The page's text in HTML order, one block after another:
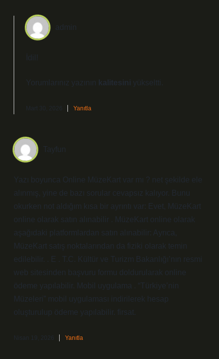
admin
İdil!
Yorumlarınız yazının kalitesini yükseltti.
Mart 30, 2026 Yanıtla
Tayfun
Yazı boyunca Online MüzeKart var mı ? net şekilde ele
alınmış, yine de bazı sorular cevapsız kalıyor. Bunu
okurken not aldığım kısa bir ayrıntı var: Evet, MüzeKart
online olarak satın alınabilir . MüzeKart online olarak
aşağıdaki platformlardan satın alınabilir: Ayrıca,
MüzeKart satış noktalarından da fiziki olarak temin
edilebilir. . E . T.C. Kültür ve Turizm Bakanlığı’nın resmi
web sitesinden başvuru formu doldurularak online
ödeme yapılabilir. Mobil uygulama . “Türkiye’nin
Müzeleri” mobil uygulaması indirilerek hesap
oluşturulup ödeme yapılabilir. firsat.
Nisan 19, 2026 Yanıtla